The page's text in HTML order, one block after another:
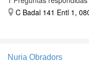
C Badal 141 Entl 1,
Nuria Obradors